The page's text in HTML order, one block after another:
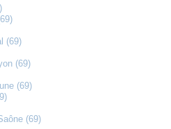
(69)
(69)
(69)
(69)